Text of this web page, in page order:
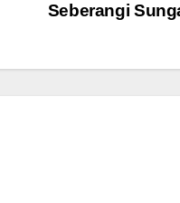
Seberangi